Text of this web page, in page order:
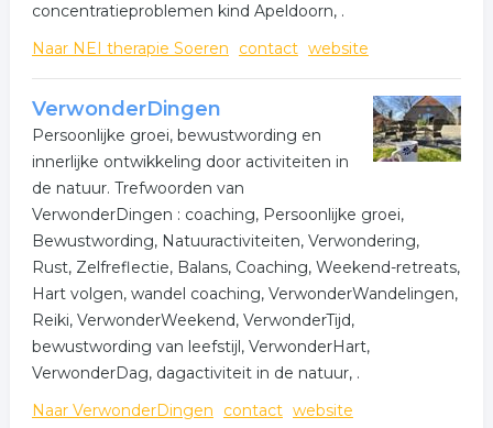
concentratieproblemen kind Apeldoorn, .
Naar NEI therapie Soeren
contact website
VerwonderDingen
Persoonlijke groei, bewustwording en
innerlijke ontwikkeling door activiteiten in
de natuur. Trefwoorden van
VerwonderDingen : coaching, Persoonlijke groei,
Bewustwording, Natuuractiviteiten, Verwondering,
Rust, Zelfreflectie, Balans, Coaching, Weekend-retreats,
Hart volgen, wandel coaching, VerwonderWandelingen,
Reiki, VerwonderWeekend, VerwonderTijd,
bewustwording van leefstijl, VerwonderHart,
VerwonderDag, dagactiviteit in de natuur, .
Naar VerwonderDingen
contact website